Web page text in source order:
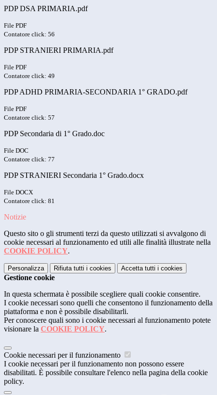
PDP DSA PRIMARIA.pdf
File PDF
Contatore click: 56
PDP STRANIERI PRIMARIA.pdf
File PDF
Contatore click: 49
PDP ADHD PRIMARIA-SECONDARIA 1° GRADO.pdf
File PDF
Contatore click: 57
PDP Secondaria di 1° Grado.doc
File DOC
Contatore click: 77
PDP STRANIERI Secondaria 1° Grado.docx
File DOCX
Contatore click: 81
Notizie
Questo sito o gli strumenti terzi da questo utilizzati si avvalgono di
cookie necessari al funzionamento ed utili alle finalità illustrate nella
COOKIE POLICY.
Personalizza Rifiuta tutti i cookies Accetta tutti i cookies
Gestione cookie
In questa schermata è possibile scegliere quali cookie consentire.
I cookie necessari sono quelli che consentono il funzionamento della
piattaforma e non è possibile disabilitarli.
Per conoscere quali sono i cookie necessari al funzionamento potete
visionare la COOKIE POLICY.
Cookie necessari per il funzionamento
I cookie necessari per il funzionamento non possono essere
disabilitati. È possibile consultare l'elenco nella pagina della cookie
policy.